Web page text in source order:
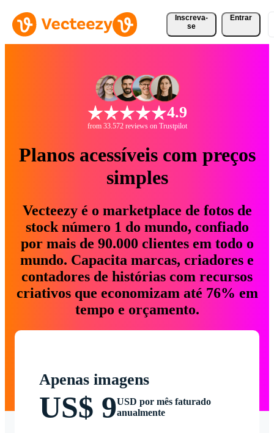
Inscreva-
se
Entrar
4.9
from 33.572 reviews on Trustpilot
Planos acessíveis com preços
simples
Vecteezy é o marketplace de fotos de
stock número 1 do mundo, confiado
por mais de 90.000 clientes em todo o
mundo. Capacita marcas, criadores e
contadores de histórias com recursos
criativos que economizam até 76% em
tempo e orçamento.
Apenas imagens
US$ 9USD por mês faturado
anualmente